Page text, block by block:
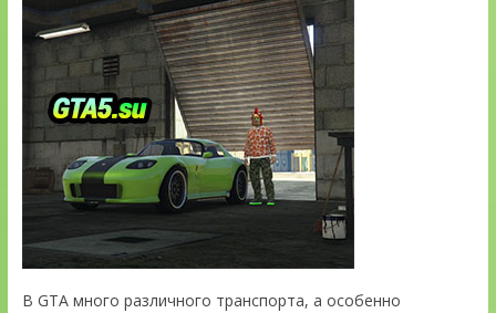
В GTA много различного транспорта, а особенно